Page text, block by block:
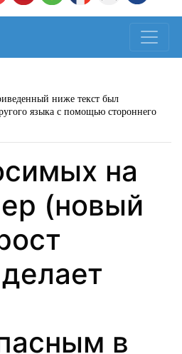
ниже текст был
языка с помощью стороннего
на
(новый
в